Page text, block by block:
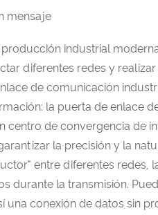
mensaje
industrial
diferentes redes y
de comunicación
la puerta de enlace
centro de convergencia de
la precisión y la
entre diferentes redes,
durante la transmisión.
una conexión de datos sin